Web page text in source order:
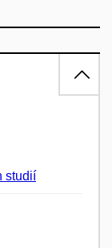
studií